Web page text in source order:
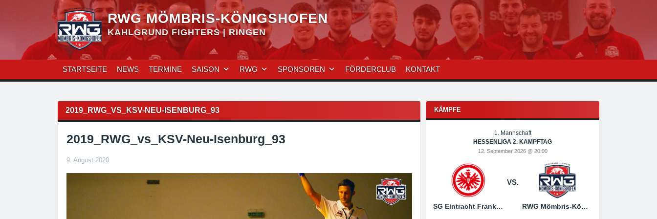
RWG MÖMBRIS-KÖNIGSHOFEN
KAHLGRUND FIGHTERS | RINGEN
STARTSEITE NEWS TERMINE SAISON RWG SPONSOREN FÖRDERCLUB KONTAKT
2019_RWG_VS_KSV-NEU-ISENBURG_93
2019_RWG_vs_KSV-Neu-Isenburg_93
9. August 2020
Beitragsnavigation KÄMPFE
1. Mannschaft
HESSENLIGA 2. KAMPFTAG
12. September 2026 @ 20:00
SG Eintracht Frankfurt
VS.
RWG Mömbris-Königshofen